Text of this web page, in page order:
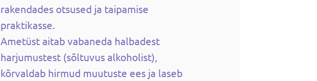
rakendades otsused ja taipamise
praktikasse.
Ametüst aitab vabaneda halbadest
harjumustest (sõltuvus alkoholist),
kõrvaldab hirmud muutuste ees ja laseb